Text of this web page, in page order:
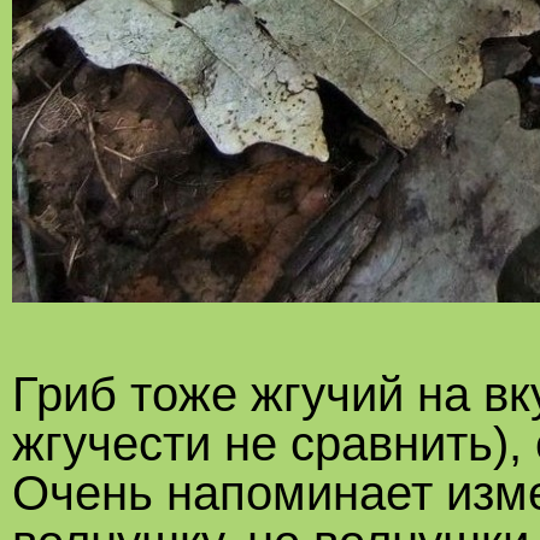
Гриб тоже жгучий на
жгучести не
Очень напоминает